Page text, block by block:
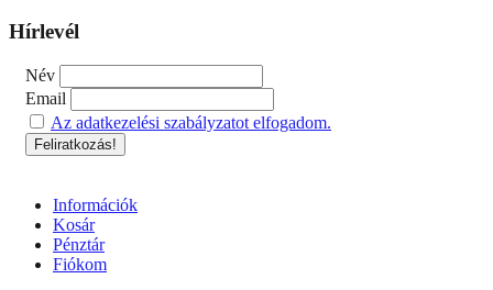
Hírlevél
Név
Email
Az adatkezelési szabályzatot elfogadom.
Információk
Kosár
Pénztár
Fiókom